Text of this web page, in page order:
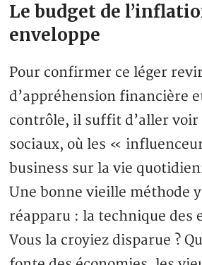
Le budget de
enveloppe
Pour confirmer ce léger
d’appréhension financière
contrôle, il suffit d’aller voir
sociaux, où les «
business sur la vie
Une bonne vieille méthode
réapparu : la technique des
Vous la croyiez disparue ?